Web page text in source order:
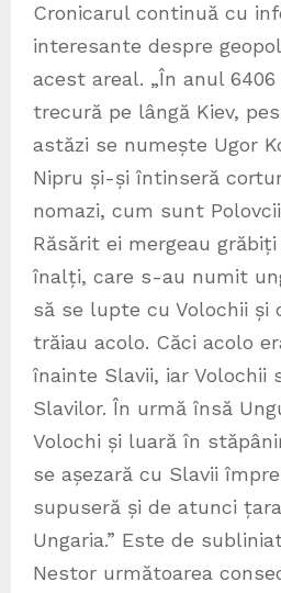
Cronicarul continuă cu
interesante despre
acest areal. „În anul 6406
trecură pe lângă Kiev,
astăzi se numește Ugor
Nipru și-și întinseră
nomazi, cum sunt
Răsărit ei mergeau
înalți, care s-au numit
să se lupte cu Volochii și
trăiau acolo. Căci acolo
înainte Slavii, iar Volochii
Slavilor. În urmă însă
Volochi și luară în
se așezară cu Slavii
supuseră și de atunci
Ungaria.” Este de
Nestor următoarea